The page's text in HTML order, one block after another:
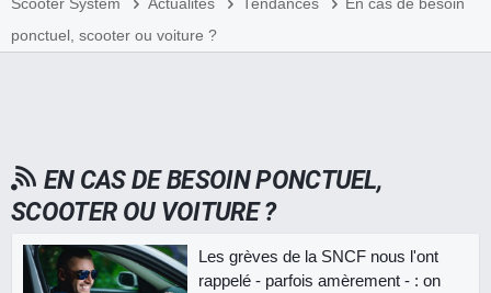
Scooter System Actualités Tendances
En cas de besoin
ponctuel, scooter ou voiture ?
EN CAS DE BESOIN PONCTUEL,
SCOOTER OU VOITURE ?
Les grèves de la SNCF nous l'ont
rappelé - parfois amèrement - : on